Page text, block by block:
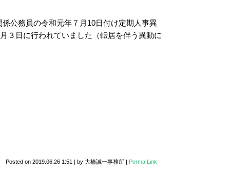
公務員の令和元年７月10日付け定期人事異
３日に行われていました（転居を伴う異動に
Posted on 2019.06.26 1:51 | by 大橋誠一事務所 | Perma Link